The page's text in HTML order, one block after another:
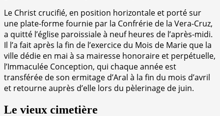
Le Christ crucifié, en position horizontale et porté sur
une plate-forme fournie par la Confrérie de la Vera-Cruz,
a quitté l’église paroissiale à neuf heures de l’après-midi.
Il l’a fait après la fin de l’exercice du Mois de Marie que la
ville dédie en mai à sa mairesse honoraire et perpétuelle,
l’Immaculée Conception, qui chaque année est
transférée de son ermitage d’Aral à la fin du mois d’avril
et retourne auprès d’elle lors du pèlerinage de juin.
Le vieux cimetière